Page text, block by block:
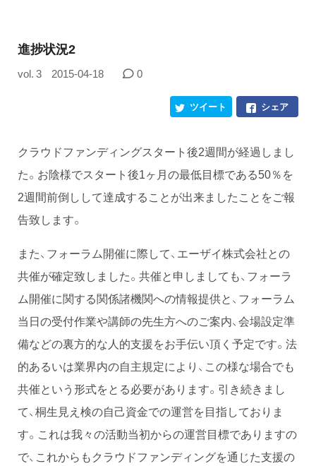
進捗状況2
vol. 3 2015-04-18 0
シェア
ツイート
クラウドファンディングスタート後2週間が経過しまし
た。お陰様でスタート後1ヶ月の最低目標である50％を
2週間前倒しして達成することが出来ましたことをご報
告致します。
また、フォーラム開催に際して、エーザイ株式会社との
共催が確定致しました。共催と申しましても、フォーラ
ム開催に関する関係諸機関への情報提供と、フォーラム
当日の受付作業や講師の先生方へのご案内、会場設定準
備などの裏方的な人的支援をお手伝い頂く予定です。法
的あるいは業界内の自主規定により、この様な場合でも
共催という形式をとる必要があります。引き続きまし
て、桐生見え検の自己資金での運営を目指しておりま
す。これは我々の活動当初からの運営目標でありますの
で、これからもクラウドファンディングを通じた支援の